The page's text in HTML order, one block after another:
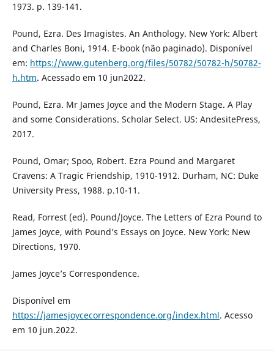
1973. p. 139-141.
Pound, Ezra. Des Imagistes. An Anthology. New York: Albert
and Charles Boni, 1914. E-book (não paginado). Disponível
em: https://www.gutenberg.org/files/50782/50782-h/50782-
h.htm. Acessado em 10 jun2022.
Pound, Ezra. Mr James Joyce and the Modern Stage. A Play
and some Considerations. Scholar Select. US: AndesitePress,
2017.
Pound, Omar; Spoo, Robert. Ezra Pound and Margaret
Cravens: A Tragic Friendship, 1910-1912. Durham, NC: Duke
University Press, 1988. p.10-11.
Read, Forrest (ed). Pound/Joyce. The Letters of Ezra Pound to
James Joyce, with Pound’s Essays on Joyce. New York: New
Directions, 1970.
James Joyce’s Correspondence.
Disponível em
https://jamesjoycecorrespondence.org/index.html. Acesso
em 10 jun.2022.